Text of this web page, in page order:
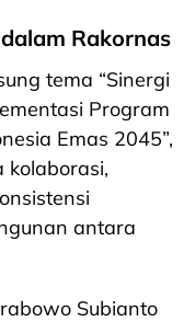
Rakornas
tema “Sinergi
Program
Emas 2045”,
antara
Subianto